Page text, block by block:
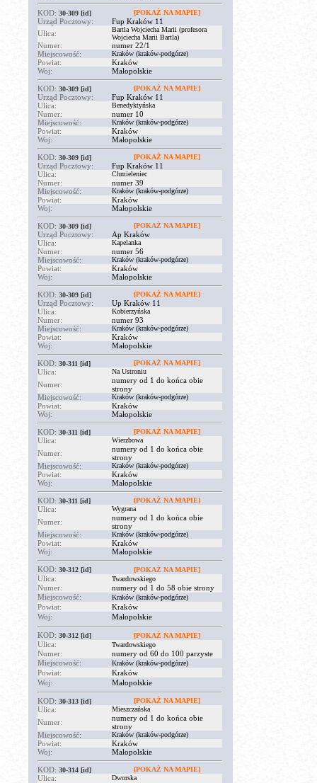
KOD: 30-309 [id] [POKAŻ NA MAPIE]
Urząd Pocztowy:
Fup Kraków 11
Ulica:
Bartla Wojciecha Marii (profesora
Wojciecha Marii Bartla)
Numer:
numer 22/1
Miejscowość:
Kraków (kraków-podgórze)
Powiat:
Kraków
Woj:
Małopolskie
KOD: 30-309 [id] [POKAŻ NA MAPIE]
Urząd Pocztowy:
Fup Kraków 11
Ulica:
Benedyktyńska
Numer:
numer 10
Miejscowość:
Kraków (kraków-podgórze)
Powiat:
Kraków
Woj:
Małopolskie
KOD: 30-309 [id] [POKAŻ NA MAPIE]
Urząd Pocztowy:
Fup Kraków 11
Ulica:
Chmieleniec
Numer:
numer 39
Miejscowość:
Kraków (kraków-podgórze)
Powiat:
Kraków
Woj:
Małopolskie
KOD: 30-309 [id] [POKAŻ NA MAPIE]
Urząd Pocztowy:
Ap Kraków
Ulica:
Kapelanka
Numer:
numer 56
Miejscowość:
Kraków (kraków-podgórze)
Powiat:
Kraków
Woj:
Małopolskie
KOD: 30-309 [id] [POKAŻ NA MAPIE]
Urząd Pocztowy:
Up Kraków 11
Ulica:
Kobierzyńska
Numer:
numer 93
Miejscowość:
Kraków (kraków-podgórze)
Powiat:
Kraków
Woj:
Małopolskie
KOD: 30-311 [id] [POKAŻ NA MAPIE]
Ulica: Na Ustroniu
Numer:
numery od 1 do końca obie
strony
Miejscowość:
Kraków (kraków-podgórze)
Powiat:
Kraków
Woj:
Małopolskie
KOD: 30-311 [id] [POKAŻ NA MAPIE]
Ulica: Wierzbowa
Numer:
numery od 1 do końca obie
strony
Miejscowość:
Kraków (kraków-podgórze)
Powiat:
Kraków
Woj:
Małopolskie
KOD: 30-311 [id] [POKAŻ NA MAPIE]
Ulica: Wygrana
Numer:
numery od 1 do końca obie
strony
Miejscowość:
Kraków (kraków-podgórze)
Powiat:
Kraków
Woj:
Małopolskie
KOD: 30-312 [id] [POKAŻ NA MAPIE]
Ulica: Twardowskiego
Numer:
numery od 1 do 58 obie strony
Miejscowość:
Kraków (kraków-podgórze)
Powiat:
Kraków
Woj:
Małopolskie
KOD: 30-312 [id] [POKAŻ NA MAPIE]
Ulica: Twardowskiego
Numer:
numery od 60 do 100 parzyste
Miejscowość:
Kraków (kraków-podgórze)
Powiat:
Kraków
Woj:
Małopolskie
KOD: 30-313 [id] [POKAŻ NA MAPIE]
Ulica: Mieszczańska
Numer:
numery od 1 do końca obie
strony
Miejscowość:
Kraków (kraków-podgórze)
Powiat:
Kraków
Woj:
Małopolskie
KOD: 30-314 [id] [POKAŻ NA MAPIE]
Ulica: Dworska